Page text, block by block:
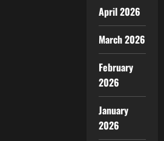
April 2026
March 2026
February
2026
January
2026